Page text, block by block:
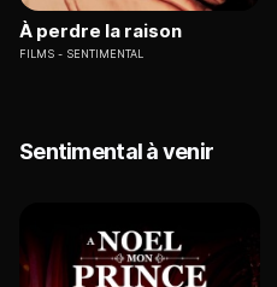
À perdre la raison
FILMS SENTIMENTAL
Sentimental à venir